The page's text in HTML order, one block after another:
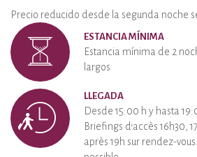
Precio reducido desde la segunda noche
ESTANCIA MÍNIMA
Estancia mínima de 2
largos
LLEGADA
Desde 15:00 h y hasta
Briefings d'accès 16h30,
après 19h sur rendez-